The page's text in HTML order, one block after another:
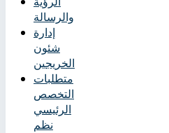
والرسالة
إدارة
شئون
الخريجين
متطلبات
التخصص
الرئيسي
نظم